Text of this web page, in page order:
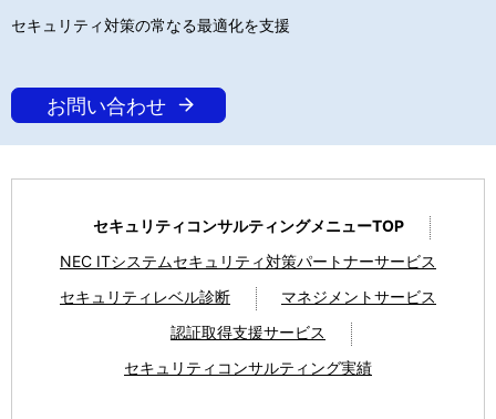
置
セキュリティ対策の常なる最適化を支援
お問い合わせ
セキュリティコンサルティングメニューTOP
NEC ITシステムセキュリティ対策パートナーサービス
セキュリティレベル診断
マネジメントサービス
認証取得支援サービス
セキュリティコンサルティング実績